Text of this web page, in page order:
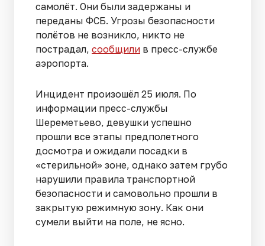
самолёт. Они были задержаны и
переданы ФСБ. Угрозы безопасности
полётов не возникло, никто не
пострадал, сообщили в пресс-службе
аэропорта.
Инцидент произошёл 25 июля. По
информации пресс-службы
Шереметьево, девушки успешно
прошли все этапы предполетного
досмотра и ожидали посадки в
«стерильной» зоне, однако затем грубо
нарушили правила транспортной
безопасности и самовольно прошли в
закрытую режимную зону. Как они
сумели выйти на поле, не ясно.